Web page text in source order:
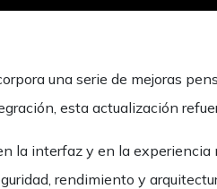
una serie de mejoras
esta actualización
la interfaz y en la
rendimiento y